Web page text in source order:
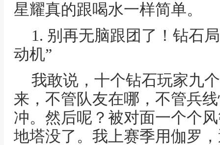
星耀真的跟喝水一样简单。
1. 别再无脑跟团了！钻石
动机”
我敢说，十个钻石玩家九
来，不管队友在哪，不管兵
冲。然后呢？被对面一个个
地塔没了。我上赛季用伽罗